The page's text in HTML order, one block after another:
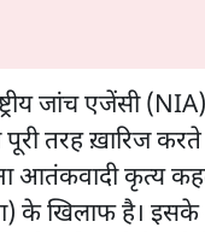
जांच एजेंसी
तरह ख़ारिज करते
आतंकवादी कृत्य
के खिलाफ है।